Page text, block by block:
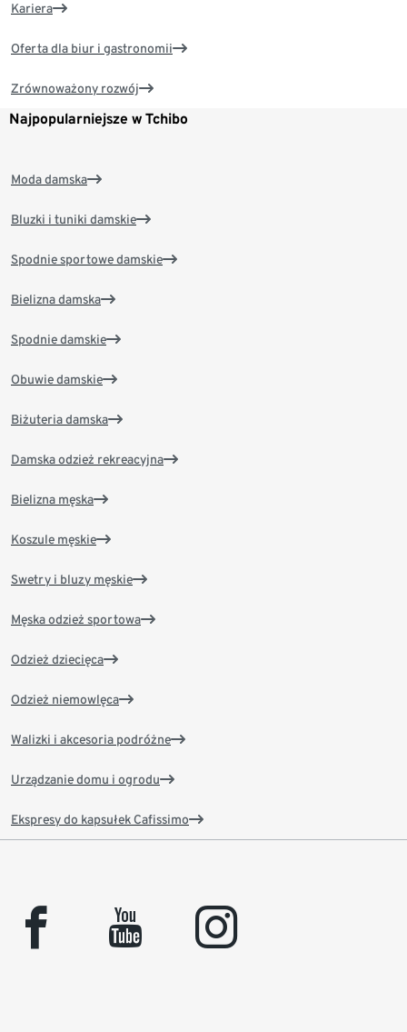
Kariera
Oferta dla biur i gastronomii
Zrównoważony rozwój
Najpopularniejsze w Tchibo
Moda damska
Bluzki i tuniki damskie
Spodnie sportowe damskie
Bielizna damska
Spodnie damskie
Obuwie damskie
Biżuteria damska
Damska odzież rekreacyjna
Bielizna męska
Koszule męskie
Swetry i bluzy męskie
Męska odzież sportowa
Odzież dziecięca
Odzież niemowlęca
Walizki i akcesoria podróżne
Urządzanie domu i ogrodu
Ekspresy do kapsułek Cafissimo
facebook youtube instagram